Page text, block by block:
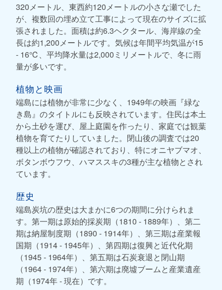
320メートル、東西約120メートルの小さな瀬でした
が、複数回の埋め立て工事によって現在のサイズに拡
張されました。面積は約6.3ヘクタール、海岸線の全
長は約1,200メートルです。気候は年間平均気温が15
- 16℃、平均降水量は2,000ミリメートルで、冬に雨
量が多いです。
植物と映画
端島には植物が非常に少なく、1949年の映画『緑な
き島』のタイトルにも反映されています。住民は本土
から土砂を運び、屋上庭園を作ったり、家庭では観葉
植物を育てたりしていました。閉山後の調査では20
種以上の植物が確認されており、特にオニヤブマオ、
ボタンボウフウ、ハマススキの3種が主な植物とされ
ています。
歴史
端島炭坑の歴史は大まかに6つの期間に分けられま
す。第一期は原始的採炭期（1810 - 1889年）、第二
期は納屋制度期（1890 - 1914年）、第三期は産業報
国期（1914 - 1945年）、第四期は復興と近代化期
（1945 - 1964年）、第五期は石炭衰退と閉山期
（1964 - 1974年）、第六期は廃墟ブームと産業遺産
期（1974年 - 現在）です。